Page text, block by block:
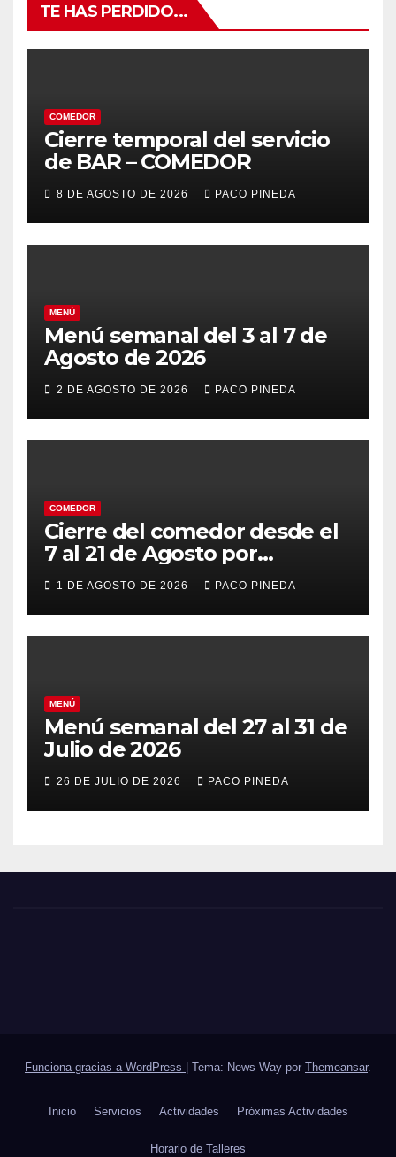
TE HAS PERDIDO...
COMEDOR
Cierre temporal del servicio
de BAR – COMEDOR
8 DE AGOSTO DE 2026 PACO PINEDA
MENÚ
Menú semanal del 3 al 7 de
Agosto de 2026
2 DE AGOSTO DE 2026 PACO PINEDA
COMEDOR
Cierre del comedor desde el
7 al 21 de Agosto por
vacaciones
1 DE AGOSTO DE 2026 PACO PINEDA
MENÚ
Menú semanal del 27 al 31 de
Julio de 2026
26 DE JULIO DE 2026 PACO PINEDA
Funciona gracias a WordPress | Tema: News Way por Themeansar.
Inicio Servicios Actividades Próximas Actividades
Horario de Talleres